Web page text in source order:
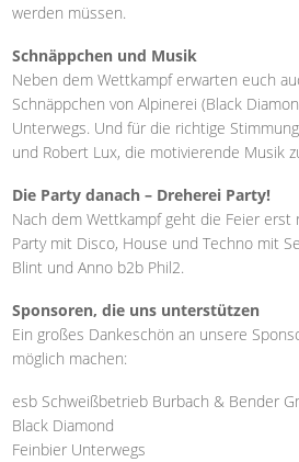
werden müssen.
Schnäppchen und Musik
Neben dem Wettkampf erwarten euch
Schnäppchen von Alpinerei (Black
Unterwegs. Und für die richtige
und Robert Lux, die motivierende Musik
Die Party danach – Dreherei Party!
Nach dem Wettkampf geht die Feier erst
Party mit Disco, House und Techno mit
Blint und Anno b2b Phil2.
Sponsoren, die uns unterstützen
Ein großes Dankeschön an unsere
möglich machen:
esb Schweißbetrieb Burbach & Bender
Black Diamond
Feinbier Unterwegs